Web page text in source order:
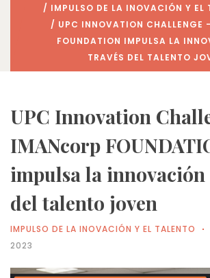
/ IMPULSO DE LA INOVACIÓN Y EL
/ UPC INNOVATION CHALLENGE
FOUNDATION IMPULSA LA
TRAVÉS DEL TALENTO
UPC Innovation
IMANcorp
impulsa la innovación
del talento joven
IMPULSO DE LA INOVACIÓN Y EL TALENTO
2023